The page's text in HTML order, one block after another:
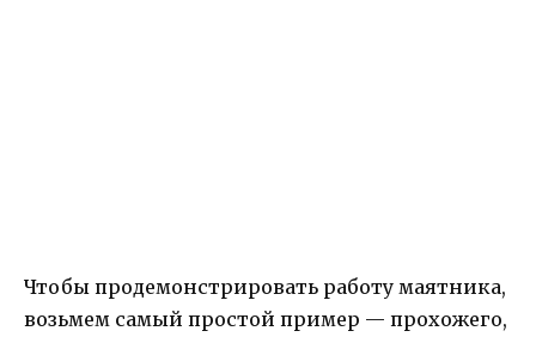
Чтобы продемонстрировать работу маятника,
возьмем самый простой пример — прохожего,